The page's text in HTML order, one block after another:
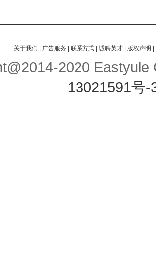
关于我们 广告服务 |联系方式 |诚聘英才 版权声明
2020
13021591号-